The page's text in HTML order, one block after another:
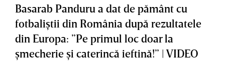
Basarab Panduru a dat de pământ cu
fotbaliştii din România după rezultatele
din Europa: ”Pe primul loc doar la
şmecherie şi caterincă ieftină!” | VIDEO